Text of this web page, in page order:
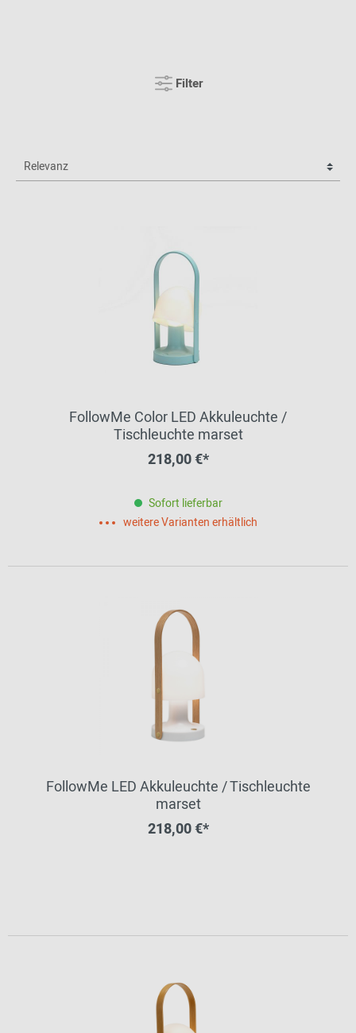
Filter
FollowMe Color LED Akkuleuchte /
Tischleuchte marset
218,00 €*
Sofort lieferbar
weitere Varianten erhältlich
FollowMe LED Akkuleuchte / Tischleuchte
marset
218,00 €*